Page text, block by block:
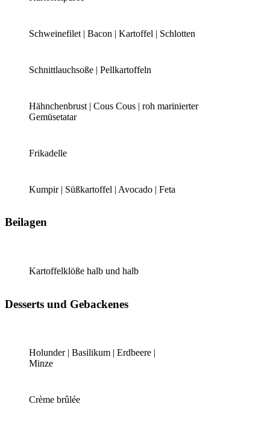
Schweinefilet | Bacon | Kartoffel | Schlotten
Schnittlauchsoße | Pellkartoffeln
Hähnchenbrust | Cous Cous | roh marinierter
Gemüsetatar
Frikadelle
Kumpir | Süßkartoffel | Avocado | Feta
Beilagen
Kartoffelklöße halb und halb
Desserts und Gebackenes
Holunder | Basilikum | Erdbeere |
Minze
Crème brûlée